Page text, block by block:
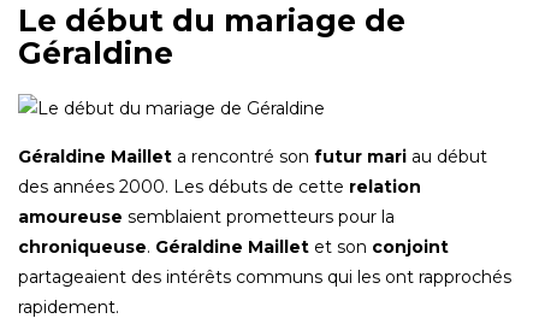
Le début du mariage de
Géraldine
Géraldine Maillet a rencontré son futur mari au début
des années 2000. Les débuts de cette relation
amoureuse semblaient prometteurs pour la
chroniqueuse. Géraldine Maillet et son conjoint
partageaient des intérêts communs qui les ont rapprochés
rapidement.